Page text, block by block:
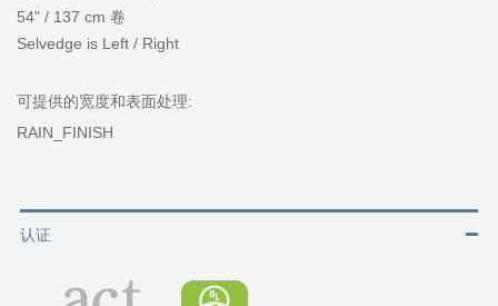
54" / 137 cm 卷
Selvedge is Left / Right
可提供的宽度和表面处理:
RAIN_FINISH
认证